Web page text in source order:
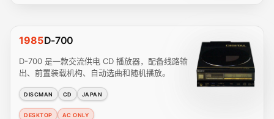
1985D-700
D-700 是一款交流供电 CD 播放器，配备线路输
出、前置装载机构、自动选曲和随机播放。
DISCMAN CD JAPAN
DESKTOP AC ONLY